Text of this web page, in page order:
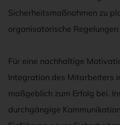
Sicherheitsmaßnahmen zu
organisatorische
Für eine nachhaltige
Integration des Mitarbeiters
maßgeblich zum Erfolg bei.
durchgängige